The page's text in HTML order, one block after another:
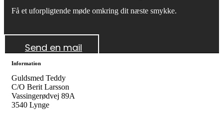
Få et uforpligtende møde omkring dit næste smykke.
Send en mail
Information
Guldsmed Teddy
C/O Berit Larsson
Vassingerødvej 89A
3540 Lynge